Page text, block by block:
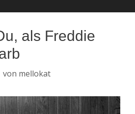
als Freddie
von mellokat